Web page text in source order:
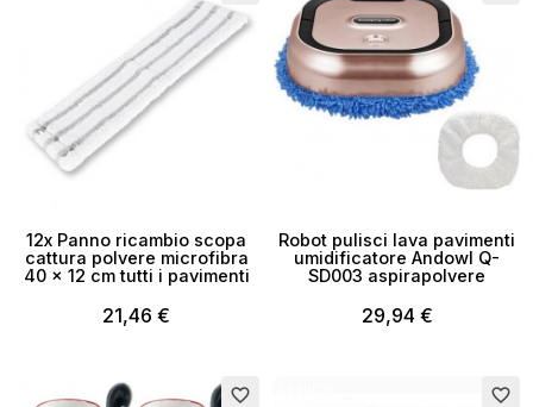
12x Panno ricambio scopa
cattura polvere microfibra
40 x 12 cm tutti i pavimenti
21,46 €
Robot pulisci lava pavimenti
umidificatore Andowl Q-
SD003 aspirapolvere
29,94 €
favorite_border favorite_border